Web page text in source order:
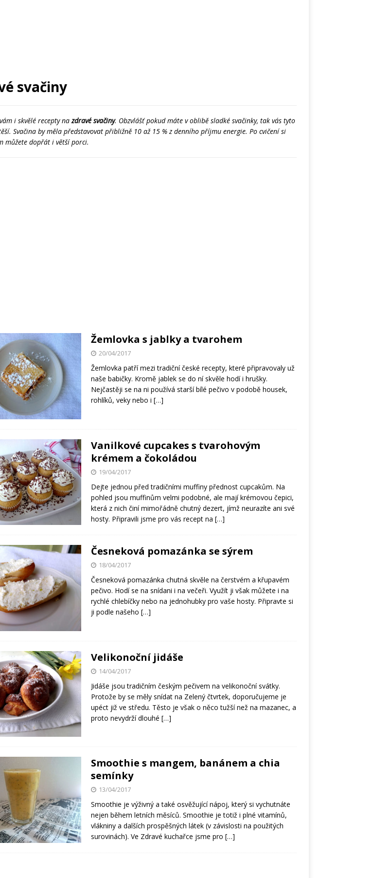
svačiny
i skvělé recepty nazdravé svačiny. Obzvlášť pokud máte v oblibě sladké svačinky, tak vás tyto
Svačina by měla představovat přibližně 10 až 15 % z denního příjmu energie. Po cvičení si
můžete dopřát i větší porci.
Žemlovka s jablky a tvarohem
20/04/2017
Žemlovka patří mezi tradiční české recepty, které připravovaly už
naše babičky. Kromě jablek se do ní skvěle hodí i hrušky.
Nejčastěji se na ni používá starší bílé pečivo v podobě housek,
rohlíků, veky nebo i […]
Vanilkové cupcakes s tvarohovým
krémem a čokoládou
19/04/2017
Dejte jednou před tradičními muffiny přednost cupcakům. Na
pohled jsou muffinům velmi podobné, ale mají krémovou čepici,
která z nich činí mimořádně chutný dezert, jímž neurazíte ani své
hosty. Připravili jsme pro vás recept na […]
Česneková pomazánka se sýrem
18/04/2017
Česneková pomazánka chutná skvěle na čerstvém a křupavém
pečivo. Hodí se na snídani i na večeři. Využít ji však můžete i na
rychlé chlebíčky nebo na jednohubky pro vaše hosty. Připravte si
ji podle našeho […]
Velikonoční jidáše
14/04/2017
Jidáše jsou tradičním českým pečivem na velikonoční svátky.
Protože by se měly snídat na Zelený čtvrtek, doporučujeme je
upéct již ve středu. Těsto je však o něco tužší než na mazanec, a
proto nevydrží dlouhé […]
Smoothie s mangem, banánem a chia
semínky
13/04/2017
Smoothie je výživný a také osvěžující nápoj, který si vychutnáte
nejen během letních měsíců. Smoothie je totiž i plné vitamínů,
vlákniny a dalších prospěšných látek (v závislosti na použitých
surovinách). Ve Zdravé kuchařce jsme pro […]